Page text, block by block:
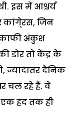
इस में आश्चर्य
कांगे्रस, जिन
काफी अंकुश
डोर तो केंद्र के
ज्यादातर दैनिक
चल रहे हैं. वे
हद तक ही